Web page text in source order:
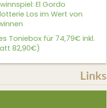
El Gordo
Los im Wert von
Toniebox für 74,79€ inkl.
82,90€)
Links